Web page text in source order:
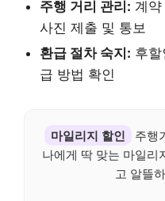
주행 거리 관리: 계
사진 제출 및 통보
환급 절차 숙지: 후
급 방법 확인
마일리지 할인
주행
나에게 딱 맞는 마일리
고 알뜰